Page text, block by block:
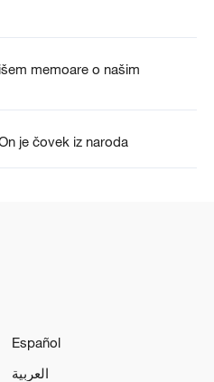
memoare o našim
je čovek iz naroda
Español
العربية